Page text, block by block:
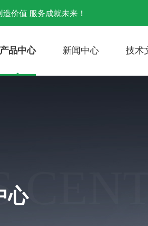
价值 服务成就未来！
产品中心 新闻中心 技术
心